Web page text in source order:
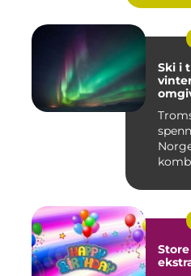
Ski i